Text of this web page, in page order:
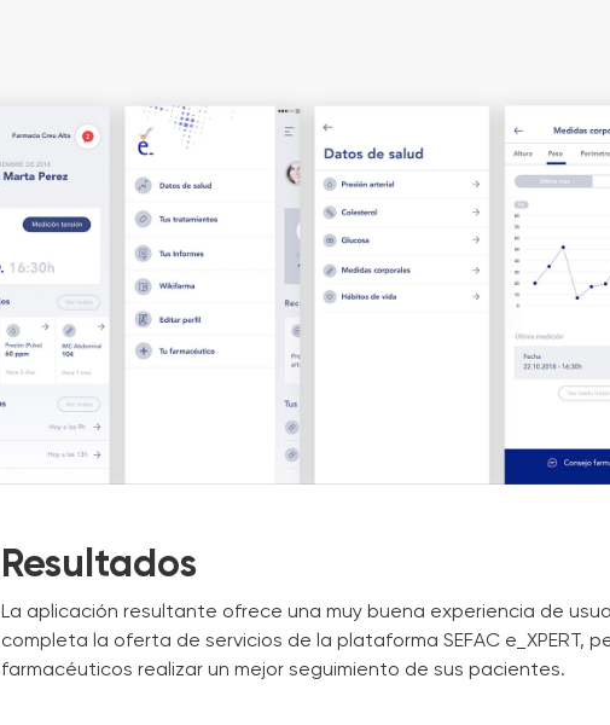
Resultados
La aplicación resultante ofrece una muy buena experiencia de
completa la oferta de servicios de la plataforma SEFAC e_XPERT,
farmacéuticos realizar un mejor seguimiento de sus pacientes.